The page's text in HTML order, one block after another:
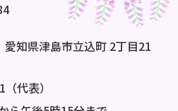
知県津島市立込町 2丁目21
代表）